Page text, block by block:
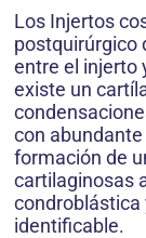
Los Injertos
postquirúrgico
entre el injerto
existe un
con
formación de
cartilaginosas
condroblástica
identificable.